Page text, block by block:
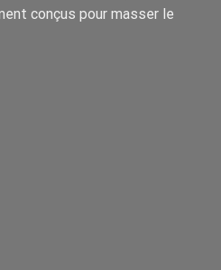
conçus pour masser le